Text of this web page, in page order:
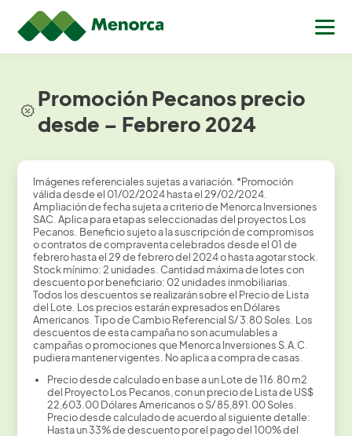
Promoción Pecanos precio
desde – Febrero 2024
Imágenes referenciales sujetas a variación. *Promoción
válida desde el 01/02/2024 hasta el 29/02/2024.
Ampliación de fecha sujeta a criterio de Menorca Inversiones
SAC. Aplica para etapas seleccionadas del proyectos Los
Pecanos. Beneficio sujeto a la suscripción de compromisos
o contratos de compraventa celebrados desde el 01 de
febrero hasta el 29 de febrero del 2024 o hasta agotar stock.
Stock mínimo: 2 unidades. Cantidad máxima de lotes con
descuento por beneficiario: 02 unidades inmobiliarias.
Todos los descuentos se realizarán sobre el Precio de Lista
del Lote. Los precios estarán expresados en Dólares
Americanos. Tipo de Cambio Referencial S/ 3.80 Soles. Los
descuentos de esta campaña no son acumulables a
campañas o promociones que Menorca Inversiones S.A.C.
pudiera mantener vigentes. No aplica a compra de casas.
Precio desde calculado en base a un Lote de 116.80 m2
del Proyecto Los Pecanos, con un precio de Lista de US$
22,603.00 Dólares Americanos o S/ 85,891.00 Soles.
Precio desde calculado de acuerdo al siguiente detalle:
Hasta un 33% de descuento por el pago del 100% del